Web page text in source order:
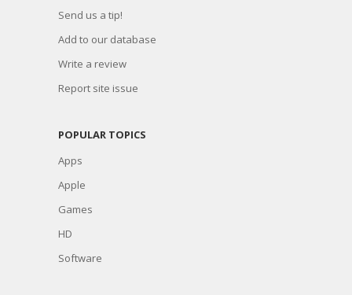
Send us a tip!
Add to our database
Write a review
Report site issue
POPULAR TOPICS
Apps
Apple
Games
HD
Software